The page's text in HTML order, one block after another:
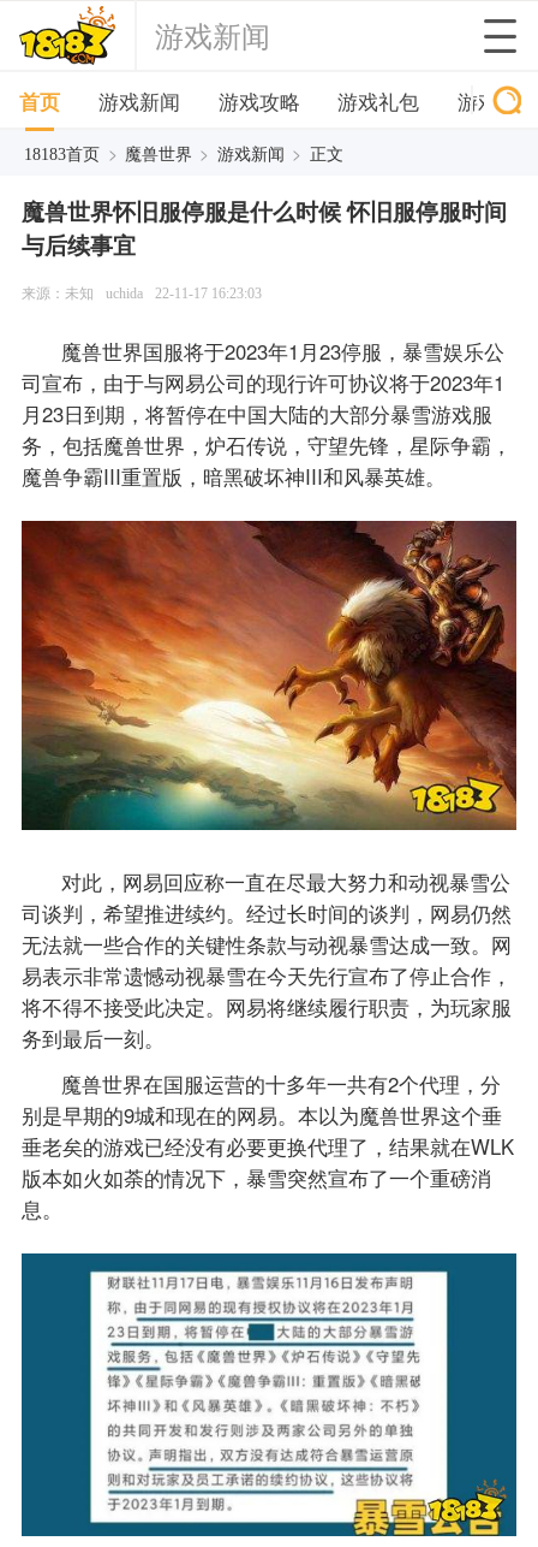
游戏新闻
首页 游戏新闻 游戏攻略 游戏礼包 游戏下
18183首页 > 魔兽世界 > 游戏新闻 > 正文
魔兽世界怀旧服停服是什么时候 怀旧服停服时间
与后续事宜
来源：未知 uchida 22-11-17 16:23:03
魔兽世界国服将于2023年1月23停服，暴雪娱乐公
司宣布，由于与网易公司的现行许可协议将于2023年1
月23日到期，将暂停在中国大陆的大部分暴雪游戏服
务，包括魔兽世界，炉石传说，守望先锋，星际争霸，
魔兽争霸III重置版，暗黑破坏神III和风暴英雄。
对此，网易回应称一直在尽最大努力和动视暴雪公
司谈判，希望推进续约。经过长时间的谈判，网易仍然
无法就一些合作的关键性条款与动视暴雪达成一致。网
易表示非常遗憾动视暴雪在今天先行宣布了停止合作，
将不得不接受此决定。网易将继续履行职责，为玩家服
务到最后一刻。
魔兽世界在国服运营的十多年一共有2个代理，分
别是早期的9城和现在的网易。本以为魔兽世界这个垂
垂老矣的游戏已经没有必要更换代理了，结果就在WLK
版本如火如荼的情况下，暴雪突然宣布了一个重磅消
息。